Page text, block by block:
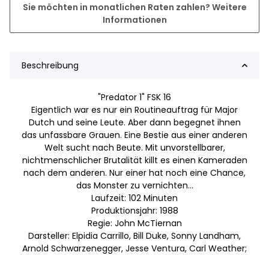
Sie möchten in monatlichen Raten zahlen? Weitere
Informationen
Beschreibung
"Predator 1" FSK 16
Eigentlich war es nur ein Routineauftrag für Major
Dutch und seine Leute. Aber dann begegnet ihnen
das unfassbare Grauen. Eine Bestie aus einer anderen
Welt sucht nach Beute. Mit unvorstellbarer,
nichtmenschlicher Brutalität killt es einen Kameraden
nach dem anderen. Nur einer hat noch eine Chance,
das Monster zu vernichten...
Laufzeit: 102 Minuten
Produktionsjahr: 1988
Regie: John McTiernan
Darsteller: Elpidia Carrillo, Bill Duke, Sonny Landham,
Arnold Schwarzenegger, Jesse Ventura, Carl Weather;